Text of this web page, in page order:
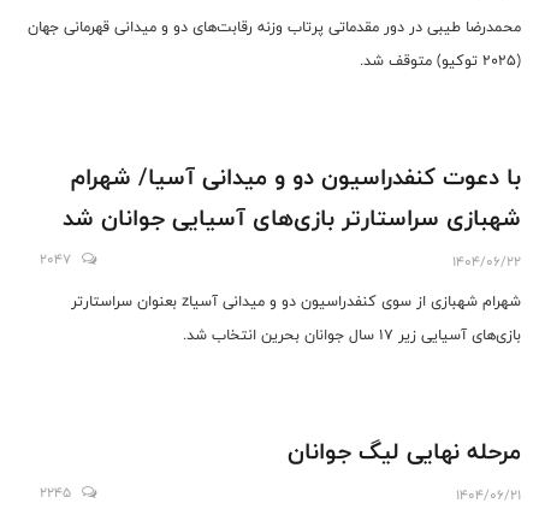
محمدرضا طیبی در دور مقدماتی پرتاب وزنه رقابت‌های دو و میدانی قهرمانی جهان
(۲۰۲۵ توکیو) متوقف شد.
با دعوت کنفدراسیون دو و میدانی آسیا/ شهرام
شهبازی سراستارتر بازی‌های آسیایی جوانان شد
1404/06/22
2047
شهرام شهبازی از سوی کنفدراسیون دو و میدانی آسیاz بعنوان سراستارتر
بازی‌های آسیایی زیر 17 سال جوانان بحرین انتخاب شد.
مرحله نهایی لیگ جوانان
1404/06/21
2245